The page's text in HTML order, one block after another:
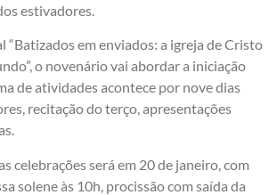
estivadores.
“Batizados em enviados: a igreja de Cristo
o novenário vai abordar a iniciação
de atividades acontece por nove dias
recitação do terço, apresentações
celebrações será em 20 de janeiro, com
solene às 10h, procissão com saída da